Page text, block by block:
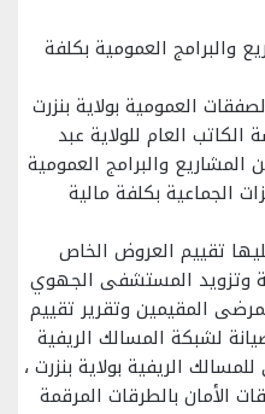
والبرامج العمومية بكلفة
العمومية بولاية بنزرت
العام للولاية عبد
والبرامج العمومية
الجماعية بكلفة مالية
تقييم العروض الخاص
وتزويد المستشفى الجهوي
المقيمين وتقرير تقييم
لشبكة المسالك الريفية
الريفية بولاية بنزرت ،
الأمان بالطرقات المرقمة